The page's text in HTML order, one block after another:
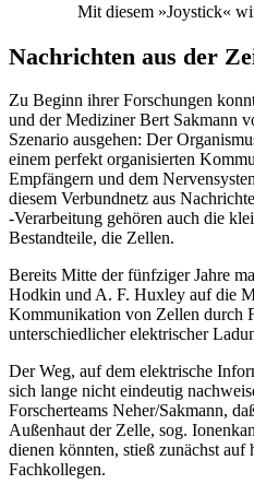
Mit diesem »Joystick«
Nachrichten aus der
Zu Beginn ihrer Forschungen
und der Mediziner Bert Sakmann
Szenario ausgehen: Der
einem perfekt organisierten
Empfängern und dem
diesem Verbundnetz aus
-Verarbeitung gehören auch die
Bestandteile, die Zellen.
Bereits Mitte der fünfziger Jahre
Hodkin und A. F. Huxley auf die
Kommunikation von Zellen durch
unterschiedlicher elektrischer
Der Weg, auf dem elektrische
sich lange nicht eindeutig
Forscherteams Neher/Sakmann,
Außenhaut der Zelle, sog.
dienen könnten, stieß zunächst auf
Fachkollegen.